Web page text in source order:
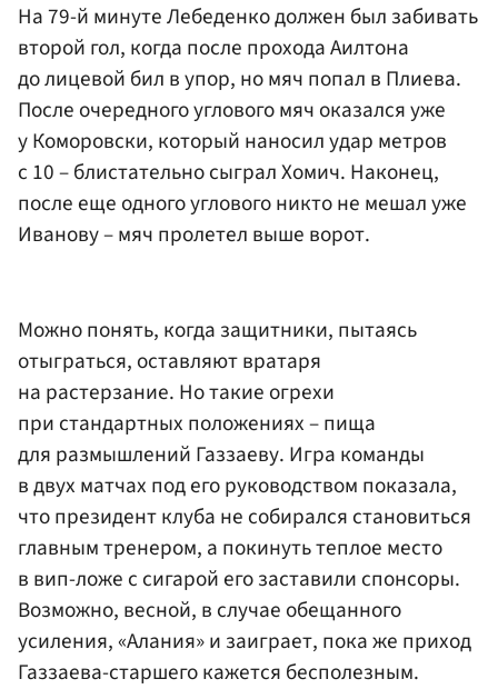
На 79-й минуте Лебеденко должен был забивать
второй гол, когда после прохода Аилтона
до лицевой бил в упор, но мяч попал в Плиева.
После очередного углового мяч оказался уже
у Коморовски, который наносил удар метров
с 10 – блистательно сыграл Хомич. Наконец,
после еще одного углового никто не мешал уже
Иванову – мяч пролетел выше ворот.
Можно понять, когда защитники, пытаясь
отыграться, оставляют вратаря
на растерзание. Но такие огрехи
при стандартных положениях – пища
для размышлений Газзаеву. Игра команды
в двух матчах под его руководством показала,
что президент клуба не собирался становиться
главным тренером, а покинуть теплое место
в вип-ложе с сигарой его заставили спонсоры.
Возможно, весной, в случае обещанного
усиления, «Алания» и заиграет, пока же приход
Газзаева-старшего кажется бесполезным.